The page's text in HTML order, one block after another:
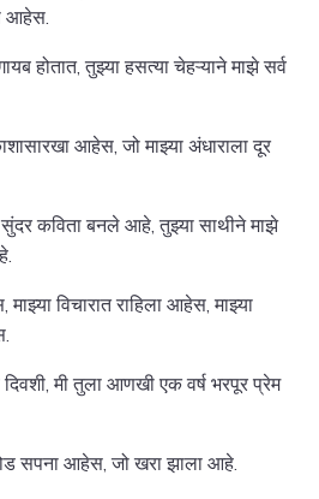
आहेस.
होतात, तुझ्या हसत्या चेहऱ्याने माझे सर्व
आहेस, जो माझ्या अंधाराला दूर
कविता बनले आहे, तुझ्या साथीने माझे
विचारात राहिला आहेस, माझ्या
दिवशी, मी तुला आणखी एक वर्ष भरपूर प्रेम
सपना आहेस, जो खरा झाला आहे.